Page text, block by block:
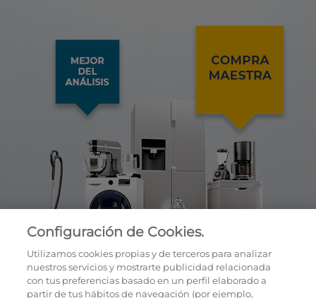
Configuración de Cookies.
Utilizamos cookies propias y de terceros para analizar
nuestros servicios y mostrarte publicidad relacionada
con tus preferencias basado en un perfil elaborado a
partir de tus hábitos de navegación (por ejemplo,